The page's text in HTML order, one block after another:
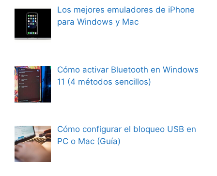
Los mejores emuladores de iPhone
para Windows y Mac
Cómo activar Bluetooth en Windows
11 (4 métodos sencillos)
Cómo configurar el bloqueo USB en
PC o Mac (Guía)